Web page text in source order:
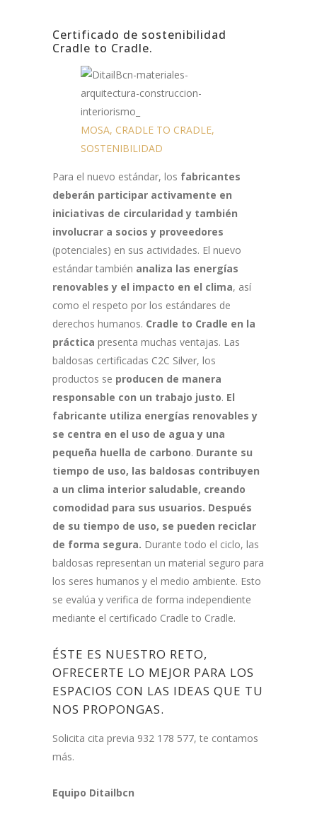
Certificado de sostenibilidad
Cradle to Cradle.
MOSA, CRADLE TO CRADLE,
SOSTENIBILIDAD
Para el nuevo estándar, los fabricantes
deberán participar activamente en
iniciativas de circularidad y también
involucrar a socios y proveedores
(potenciales) en sus actividades. El nuevo
estándar también analiza las energías
renovables y el impacto en el clima, así
como el respeto por los estándares de
derechos humanos. Cradle to Cradle en la
práctica presenta muchas ventajas. Las
baldosas certificadas C2C Silver, los
productos se producen de manera
responsable con un trabajo justo. El
fabricante utiliza energías renovables y
se centra en el uso de agua y una
pequeña huella de carbono. Durante su
tiempo de uso, las baldosas contribuyen
a un clima interior saludable, creando
comodidad para sus usuarios. Después
de su tiempo de uso, se pueden reciclar
de forma segura. Durante todo el ciclo, las
baldosas representan un material seguro para
los seres humanos y el medio ambiente. Esto
se evalúa y verifica de forma independiente
mediante el certificado Cradle to Cradle.
ÉSTE ES NUESTRO RETO,
OFRECERTE LO MEJOR PARA LOS
ESPACIOS CON LAS IDEAS QUE TU
NOS PROPONGAS.
Solicita cita previa 932 178 577, te contamos
más.
Equipo Ditailbcn